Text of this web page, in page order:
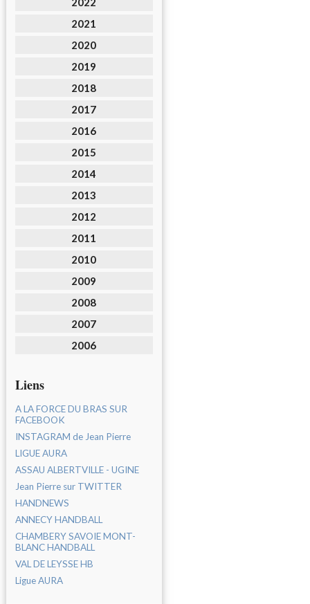
2021
2020
2019
2018
2017
2016
2015
2014
2013
2012
2011
2010
2009
2008
2007
2006
Liens
A LA FORCE DU BRAS SUR
FACEBOOK
INSTAGRAM de Jean Pierre
LIGUE AURA
ASSAU ALBERTVILLE - UGINE
Jean Pierre sur TWITTER
HANDNEWS
ANNECY HANDBALL
CHAMBERY SAVOIE MONT-
BLANC HANDBALL
VAL DE LEYSSE HB
Ligue AURA